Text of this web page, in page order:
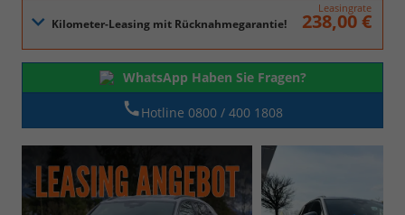
Leasingrate
238,00 €
WhatsApp Haben Sie Fragen?
Hotline 0800 / 400 1808